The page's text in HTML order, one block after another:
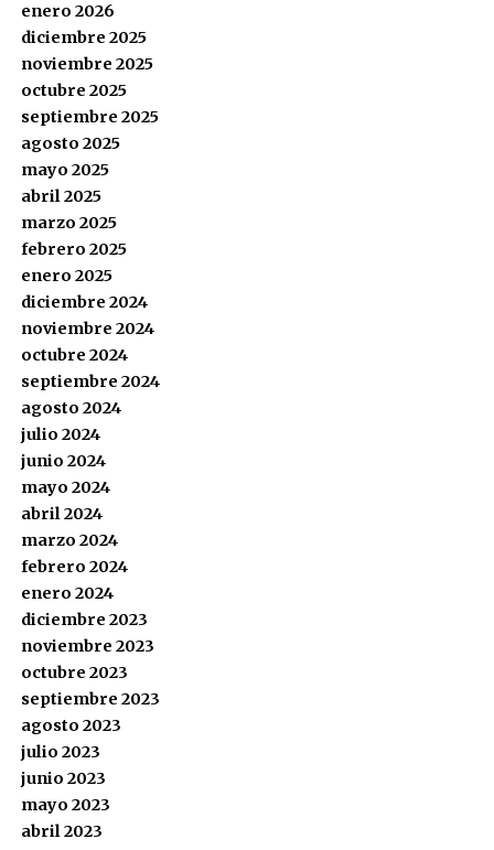
enero 2026
diciembre 2025
noviembre 2025
octubre 2025
septiembre 2025
agosto 2025
mayo 2025
abril 2025
marzo 2025
febrero 2025
enero 2025
diciembre 2024
noviembre 2024
octubre 2024
septiembre 2024
agosto 2024
julio 2024
junio 2024
mayo 2024
abril 2024
marzo 2024
febrero 2024
enero 2024
diciembre 2023
noviembre 2023
octubre 2023
septiembre 2023
agosto 2023
julio 2023
junio 2023
mayo 2023
abril 2023